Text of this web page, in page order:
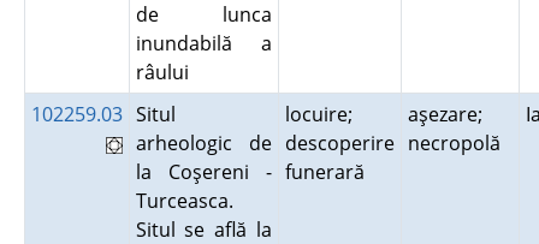
de lunca
inundabilă a
râului
102259.03 Situl
arheologic de
la Coşereni -
Turceasca.
Situl se află la
locuire;
descoperire
funerară
aşezare;
necropolă